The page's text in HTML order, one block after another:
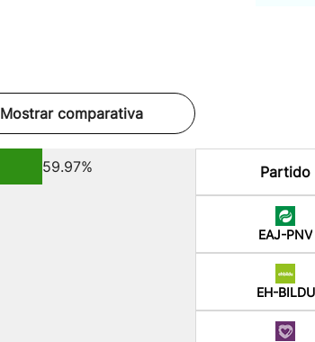
Mostrar comparativa
59.97%
Partido
EAJ-PNV
EH-BILDU